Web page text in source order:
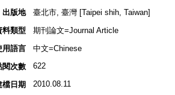
出版地
臺北市, 臺灣 [Taipei shih, Taiwan]
料類型
期刊論文=Journal Article
用語言
中文=Chinese
閱次數
622
檔日期 2010.08.11